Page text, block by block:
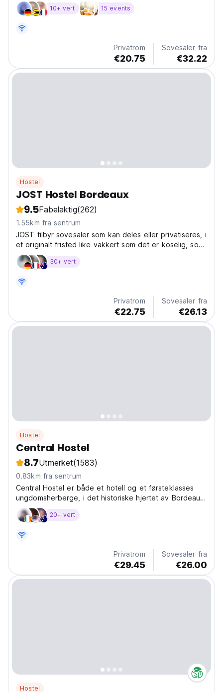
10+ vert 15 events
Privatrom
€20.75
Sovesaler fra
€32.22
Hostel
JOST Hostel Bordeaux
9.5Fabelaktig(262)
1.55km fra sentrum
JOST tilbyr sovesaler som kan deles eller privatiseres, i
et originalt fristed like vakkert som det er koselig, som
kombinerer design og den nyeste teknologien.
30+ vert
Privatrom
€22.75
Sovesaler fra
€26.13
Hostel
Central Hostel
8.7Utmerket(1583)
0.83km fra sentrum
Central Hostel er både et hotell og et førsteklasses
ungdomsherberge, i det historiske hjertet av Bordeaux,
for alle reisende
20+ vert
Privatrom
€29.45
Sovesaler fra
€26.00
Hostel